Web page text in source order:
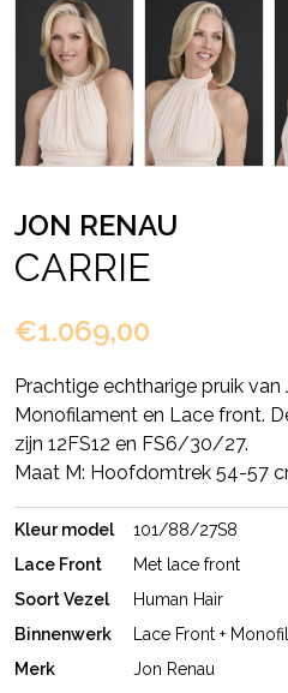
JON RENAU
CARRIE
€1.069,00
Prachtige echtharige pruik van
Monofilament en Lace front.
zijn 12FS12 en FS6/30/27.
Maat M: Hoofdomtrek 54-57
Kleur model
101/88/27S8
Lace Front
Met lace front
Soort Vezel
Human Hair
Binnenwerk
Lace Front +
Merk
Jon Renau